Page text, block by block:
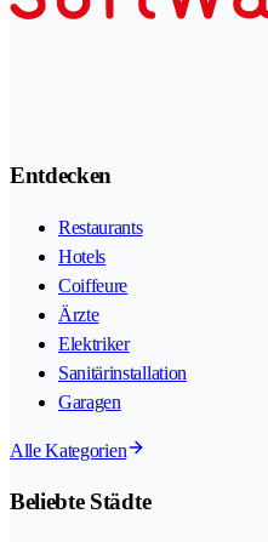
Entdecken
Restaurants
Hotels
Coiffeure
Ärzte
Elektriker
Sanitärinstallation
Garagen
Alle Kategorien
Beliebte Städte